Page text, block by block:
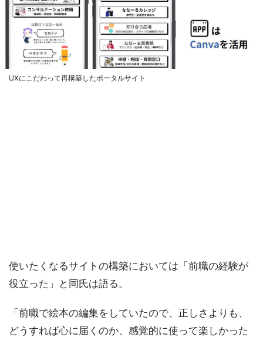
UXにこだわって再構築したポータルサイト
使いたくなるサイトの構築においては「前職の経験が
役立った」と同氏は語る。
「前職で絵本の編集をしていたので、正しさよりも、
どうすれば心に届くのか、感覚的に使って楽しかった